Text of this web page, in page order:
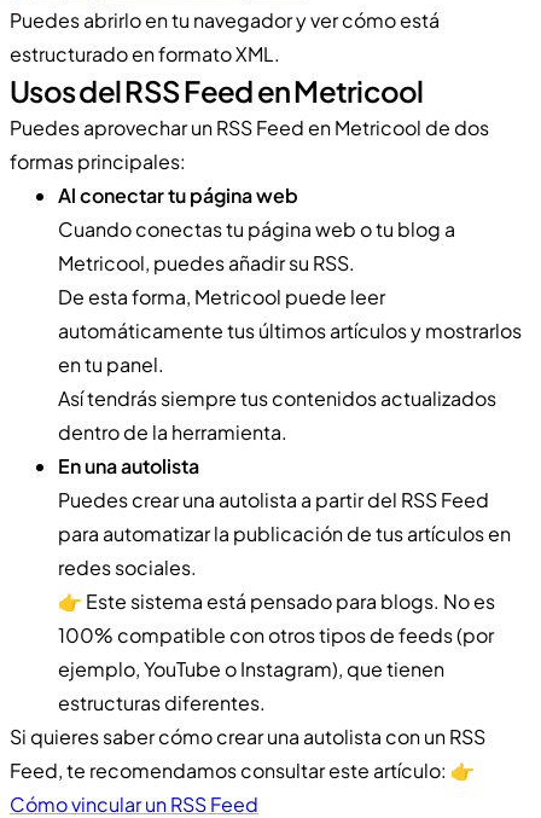
Puedes abrirlo en tu navegador y ver cómo está
estructurado en formato XML.
Usos del RSS Feed en Metricool
Puedes aprovechar un RSS Feed en Metricool de dos
formas principales:
Al conectar tu página web
Cuando conectas tu página web o tu blog a
Metricool, puedes añadir su RSS.
De esta forma, Metricool puede leer
automáticamente tus últimos artículos y mostrarlos
en tu panel.
Así tendrás siempre tus contenidos actualizados
dentro de la herramienta.
En una autolista
Puedes crear una autolista a partir del RSS Feed
para automatizar la publicación de tus artículos en
redes sociales.
👉 Este sistema está pensado para blogs. No es
100% compatible con otros tipos de feeds (por
ejemplo, YouTube o Instagram), que tienen
estructuras diferentes.
Si quieres saber cómo crear una autolista con un RSS
Feed, te recomendamos consultar este artículo: 👉
Cómo vincular un RSS Feed